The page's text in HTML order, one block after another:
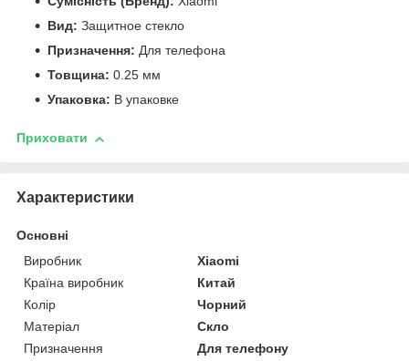
Вид: Защитное стекло
Призначення: Для телефона
Товщина: 0.25 мм
Упаковка: В упаковке
Приховати
Характеристики
Основні
Виробник
Xiaomi
Країна виробник
Китай
Колір
Чорний
Матеріал
Скло
Призначення
Для телефону